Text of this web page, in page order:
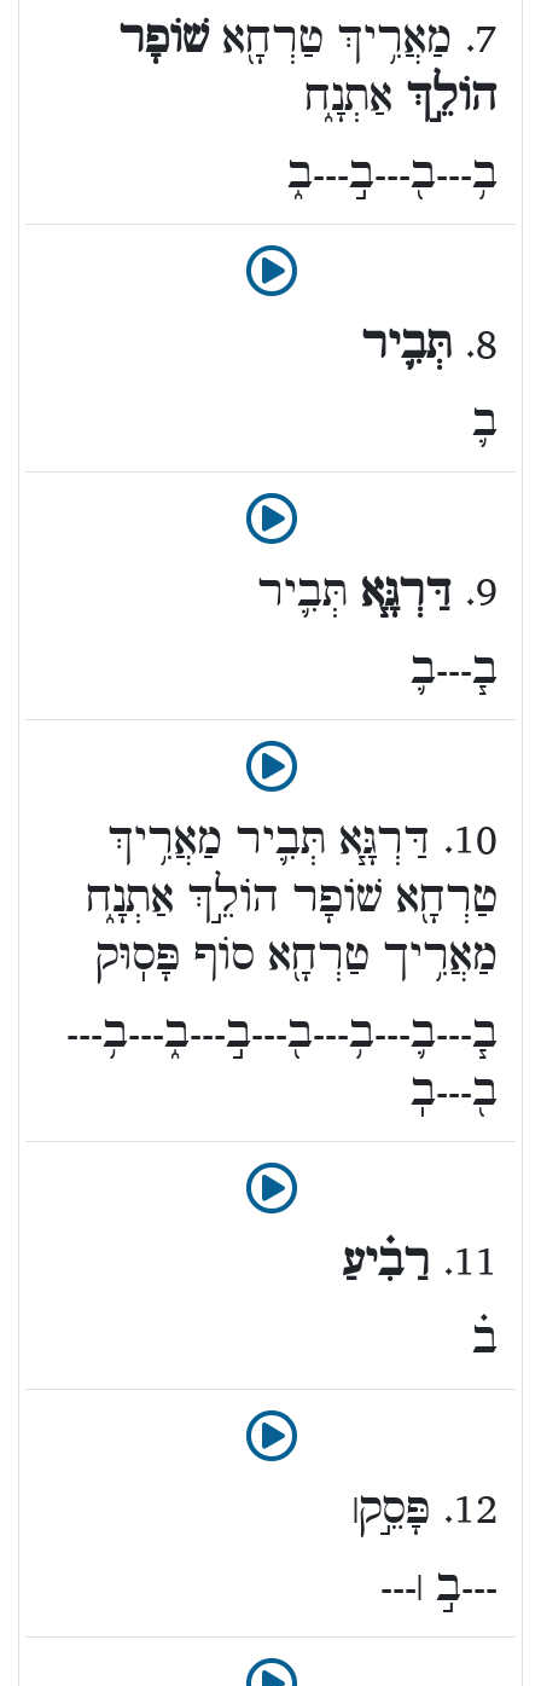
ב֥---ב֖---ב֣---ב֑
7. מַאֲרִ֥יךְ טַרְחָ֖א
שׁוֹפָר
הוֹלֵ֣ךְ אַתְנָ֑ח
ב֛
8. תְּבִ֛יר
ב֧---ב֛
9. דַּרְגָּ֧א תְּבִ֛יר
ב֧---ב֛---ב֥---ב֖---ב֣---ב֑---ב֥---
ב֖---בֽ
10. דַּרְגָּ֧א תְּבִ֛יר מַאֲרִ֥יךְ
טַרְחָ֖א שׁוֹפָר הוֹלֵ֣ךְ אַתְנָ֑ח
מַאֲרִ֥יך טַרְחָ֖א סוֹף פָּסֽוּק
ב֗
11. רַבִ֗יעַ
---ב֣ ׀---
12. פָּסֵ֣ק׀